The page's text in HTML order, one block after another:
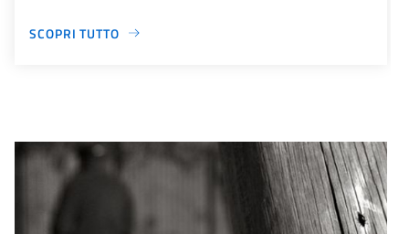
SCOPRI TUTTO